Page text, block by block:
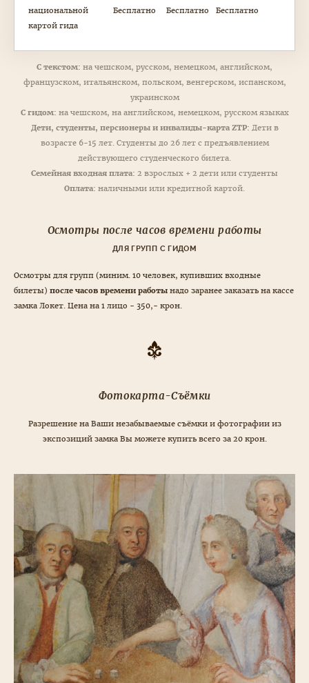
национальной
картой гида
Бесплатно Бесплатно Бесплатно
С текстом: на чешском, русском, немецком, английском,
французском, итальянском, польском, венгерском, испанском,
украинском
С гидом: на чешском, на английском, немецком, русском языках
Дети, студенты, персионеры и инвалиды-карта ZTP: Дети в
возрасте 6-15 лет. Студенты до 26 лет с предъявлением
действующего студенческого билета.
Семейная входная плата: 2 взрослых + 2 дети или студенты
Оплата: наличными или кредитной картой.
Осмотры после часов времени работы
ДЛЯ ГРУПП С ГИДОМ
Осмотры для групп (миним. 10 человек, купивших входные
билеты) после часов времени работы надо заранее заказать на кассе
замка Локет. Цена на 1 лицо - 350,- крон.
Фотокарта-Съёмки
Разрешение на Ваши незабываемые съёмки и фотографии из
экспозиций замка Вы можете купить всего за 20 крон.